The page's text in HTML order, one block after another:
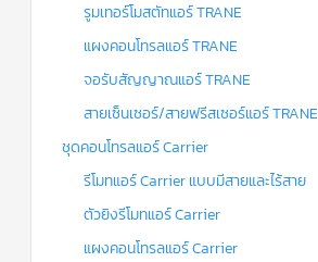
รูมเทอร์โมสตัทแอร์ TRANE
แผงคอนโทรลแอร์ TRANE
จอรับสัญญาณแอร์ TRANE
สายเซ็นเซอร์/สายฟรีสเซอร์แอร์ TRANE
ชุดคอนโทรลแอร์ Carrier
รีโมทแอร์ Carrier แบบมีสายและไร้สาย
ตัวยิงรีโมทแอร์ Carrier
แผงคอนโทรลแอร์ Carrier